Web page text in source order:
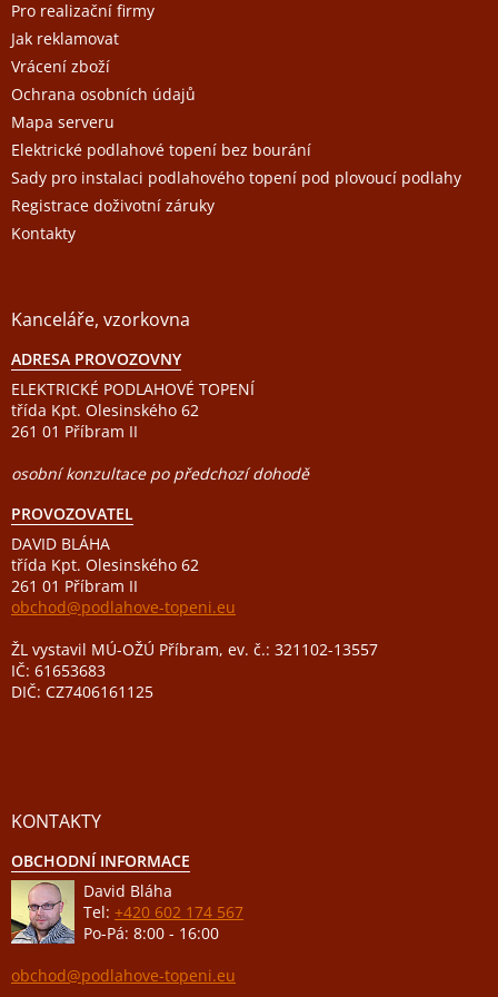
Pro realizační firmy
Jak reklamovat
Vrácení zboží
Ochrana osobních údajů
Mapa serveru
Elektrické podlahové topení bez bourání
Sady pro instalaci podlahového topení pod plovoucí podlahy
Registrace doživotní záruky
Kontakty
Kanceláře, vzorkovna
ADRESA PROVOZOVNY
ELEKTRICKÉ PODLAHOVÉ TOPENÍ
třída Kpt. Olesinského 62
261 01 Příbram II
osobní konzultace po předchozí dohodě
PROVOZOVATEL
DAVID BLÁHA
třída Kpt. Olesinského 62
261 01 Příbram II
obchod@podlahove-topeni.eu
ŽL vystavil MÚ-OŽÚ Příbram, ev. č.: 321102-13557
IČ: 61653683
DIČ: CZ7406161125
KONTAKTY
OBCHODNÍ INFORMACE
David Bláha
Tel: +420 602 174 567
Po-Pá: 8:00 - 16:00
obchod@podlahove-topeni.eu